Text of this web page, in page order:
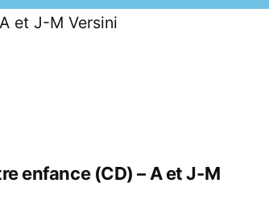
et J-M Versini
enfance (CD) – A et J-M